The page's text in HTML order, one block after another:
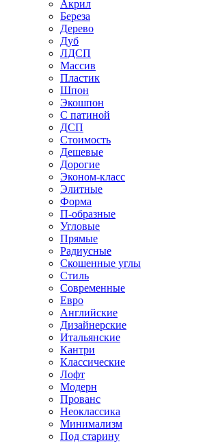
Акрил
Береза
Дерево
Дуб
ЛДСП
Массив
Пластик
Шпон
Экошпон
С патиной
ДСП
Стоимость
Дешевые
Дорогие
Эконом-класс
Элитные
Форма
П-образные
Угловые
Прямые
Радиусные
Скошенные углы
Стиль
Современные
Евро
Английские
Дизайнерские
Итальянские
Кантри
Классические
Лофт
Модерн
Прованс
Неоклассика
Минимализм
Под старину